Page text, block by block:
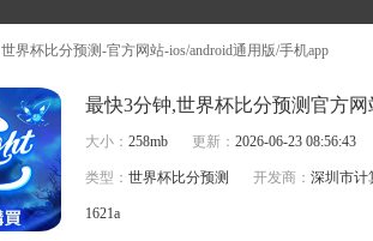
世界杯比分预测-官方网站-ios/android通用版/手机app
最快3分钟,世界杯比分预测官方
大小：258mb 更新：2026-06-23 08:56:43
类型：世界杯比分预测 开发商：深圳市
1621a